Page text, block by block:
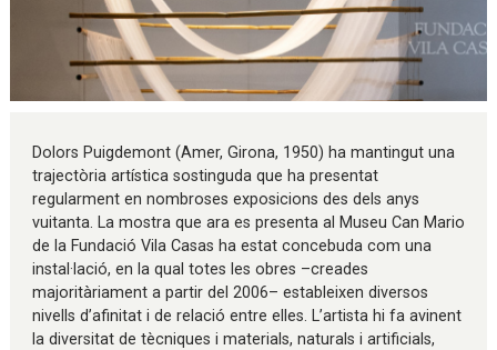
Dolors Puigdemont (Amer, Girona, 1950) ha mantingut una
trajectòria artística sostinguda que ha presentat
regularment en nombroses exposicions des dels anys
vuitanta. La mostra que ara es presenta al Museu Can Mario
de la Fundació Vila Casas ha estat concebuda com una
instal·lació, en la qual totes les obres –creades
majoritàriament a partir del 2006– estableixen diversos
nivells d’afinitat i de relació entre elles. L’artista hi fa avinent
la diversitat de tècniques i materials, naturals i artificials,